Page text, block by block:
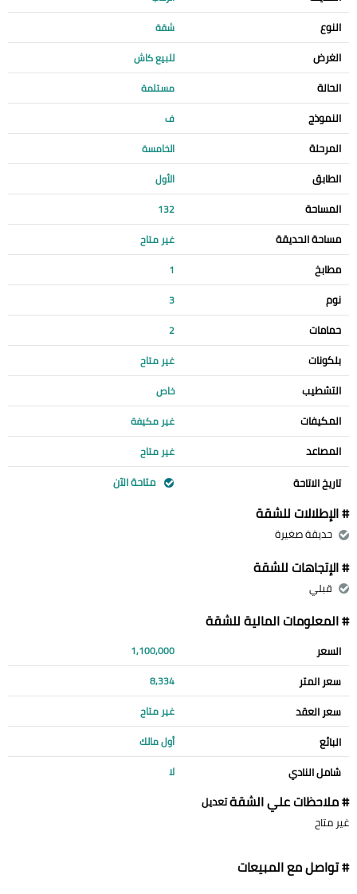
النوع شقة
الغرض للبيع كاش
الحالة مستلمة
النموذج ف
المرحلة الخامسة
الطابق الأول
المساحة 132
مساحة الحديقة غير متاح
مطابخ 1
نوم 3
حمامات 2
بلكونات غير متاح
التشطيب خاص
المكيفات غير مكيفة
المصاعد غير متاح
تاريخ الاتاحة متاحة الآن
# الإطلالات للشقة
حديقة صغيرة
# الإتجاهات للشقة
قبلي
# المعلومات المالية للشقة
السعر 1,100,000
سعر المتر 8,334
سعر العقد غير متاح
البائع أول مالك
شامل النادي لا
# ملاحظات علي الشقةتعديل
غير متاح
# تواصل مع المبيعات